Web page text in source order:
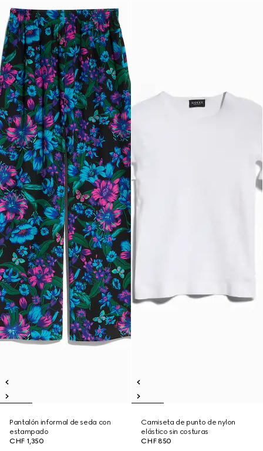
Novedad
Pantalón informal de seda con
estampado
CHF 1,350
Camiseta de punto de nylon
elástico sin costuras
CHF 850